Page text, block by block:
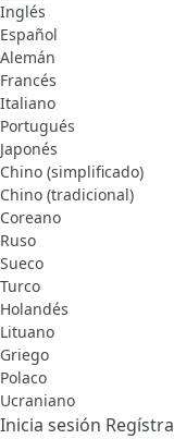
Inglés
Español
Alemán
Francés
Italiano
Portugués
Japonés
Chino (simplificado)
Chino (tradicional)
Coreano
Ruso
Sueco
Turco
Holandés
Lituano
Griego
Polaco
Ucraniano
Inicia sesión